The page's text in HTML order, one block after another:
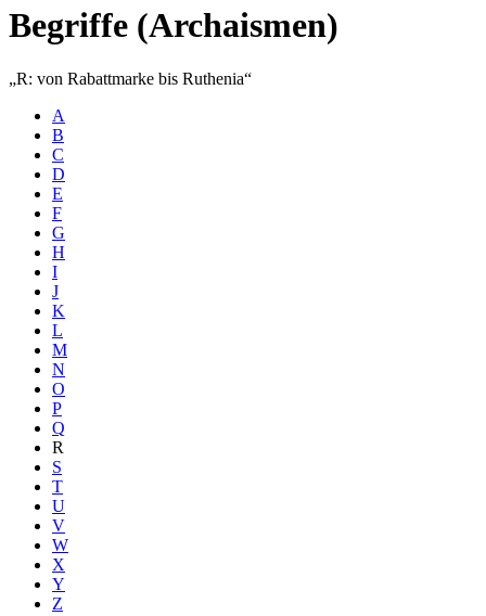
Begriffe (Archaismen)
R: von Rabattmarke bis Ruthenia
A
B
C
D
E
F
G
H
I
J
K
L
M
N
O
P
Q
R
S
T
U
V
W
X
Y
Z